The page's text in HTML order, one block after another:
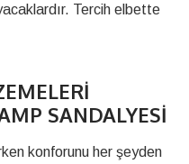
Tercih elbette
SANDALYESI
konforunu her şeyden